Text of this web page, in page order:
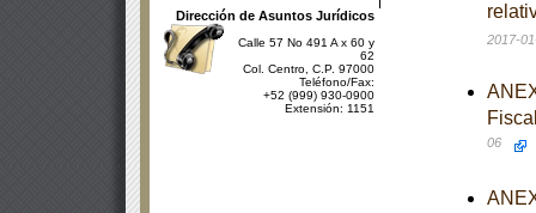
Dirección de Asuntos Jurídicos
Calle 57 No 491 A x 60 y
62
Col. Centro, C.P. 97000
Teléfono/Fax:
+52 (999) 930-0900
Extensión: 1151
2017-
06